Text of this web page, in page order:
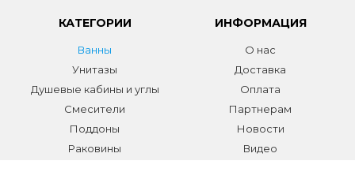
КАТЕГОРИИ
Ванны
Унитазы
Душевые кабины и углы
Смесители
Поддоны
Раковины
ИНФОРМАЦИЯ
О нас
Доставка
Оплата
Партнерам
Новости
Видео